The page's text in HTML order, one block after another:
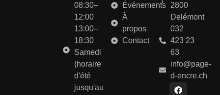
08:30–
12:00
13:00–
18:30
Samedi
(horaire
d'été
jusqu'au
Événements
À
propos
Contact
2800
Delémont
032
423 23
63
info@page-
d-encre.ch